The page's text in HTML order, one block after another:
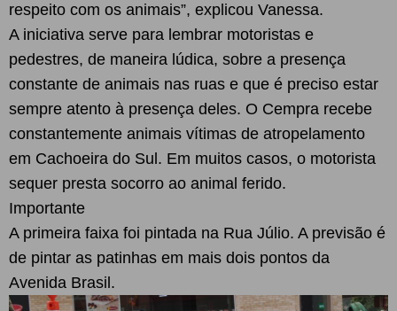
respeito com os animais”, explicou Vanessa.
A iniciativa serve para lembrar motoristas e
pedestres, de maneira lúdica, sobre a presença
constante de animais nas ruas e que é preciso estar
sempre atento à presença deles. O Cempra recebe
constantemente animais vítimas de atropelamento
em Cachoeira do Sul. Em muitos casos, o motorista
sequer presta socorro ao animal ferido.
Importante
A primeira faixa foi pintada na Rua Júlio. A previsão é
de pintar as patinhas em mais dois pontos da
Avenida Brasil.